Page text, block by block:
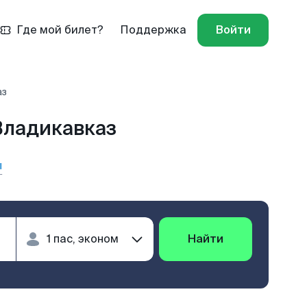
Где мой билет? Поддержка Войти
Найти